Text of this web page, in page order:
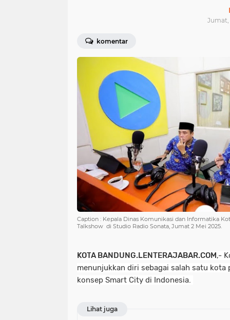
Jumat,
komentar
Caption : Kepala Dinas Komunikasi dan Informatika
Talkshow di Studio Radio Sonata, Jumat 2 Mei 2025.
KOTA BANDUNG.LENTERAJABAR.COM,-
menunjukkan diri sebagai salah satu kota
konsep Smart City di Indonesia.
Lihat juga